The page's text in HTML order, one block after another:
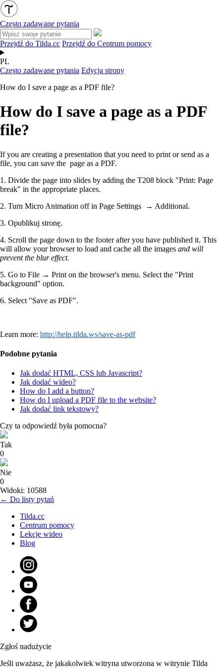
Często zadawane pytania
Przejdź do Tilda.cc Przejdź do Centrum pomocy
PL
Często zadawane pytania Edycja strony
How do I save a page as a PDF file?
How do I save a page as a PDF
file?
If you are creating a presentation that you need to print or send as a
file, you can save the page as a PDF.
1. Divide the page into slides by adding the T208 block "Print: Page
break" in the appropriate places.
2. Turn Micro Animation off in Page Settings → Additional.
3. Opublikuj stronę.
4. Scroll the page down to the footer after you have published it. This
will allow your browser to load and cache all the images and will
prevent the blur effect.
5. Go to File → Print on the browser's menu. Select the "Print
background" option.
6. Select "Save as PDF".
Learn more: http://help.tilda.ws/save-as-pdf
Podobne pytania
Jak dodać HTML, CSS lub Javascript?
Jak dodać wideo?
How do I add a button?
How do I upload a PDF file to the website?
Jak dodać link tekstowy?
Czy ta odpowiedź była pomocna?
Tak
0
Nie
0
Widoki: 10588
← Do listy pytań
Tilda.cc
Centrum pomocy
Lekcje wideo
Blog
Zgłoś nadużycie
Jeśli uważasz, że jakakolwiek witryna utworzona w witrynie Tilda